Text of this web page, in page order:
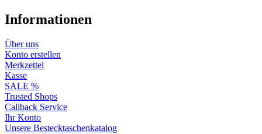
Informationen
Über uns
Konto erstellen
Merkzettel
Kasse
SALE %
Trusted Shops
Callback Service
Ihr Konto
Unsere Bestecktaschenkatalog